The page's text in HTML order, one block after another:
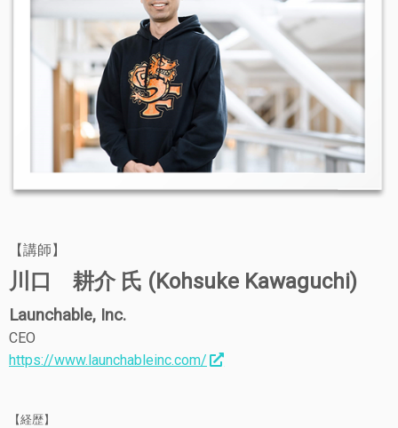
【講師】
川口 耕介 氏 (Kohsuke Kawaguchi)
Launchable, Inc.
CEO
https://www.launchableinc.com/
【経歴】